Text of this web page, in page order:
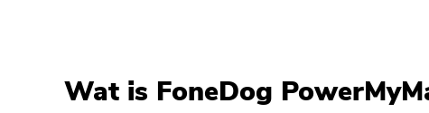
Wat is FoneDog